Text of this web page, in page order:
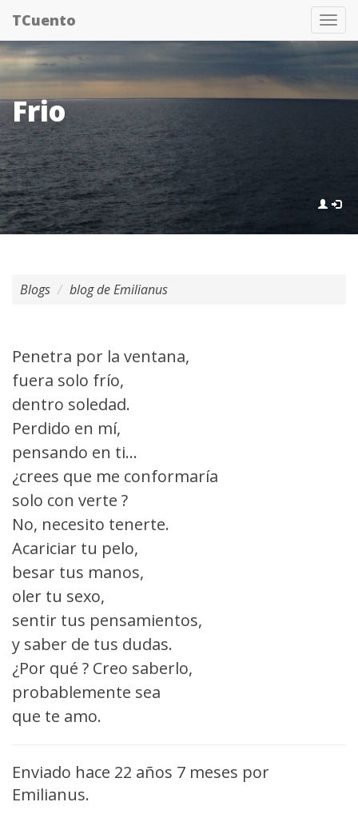
Pasar
contenido
principal
TCuento
Frio
Blogs blog de Emilianus
Penetra por la ventana,
fuera solo frío,
dentro soledad.
Perdido en mí,
pensando en ti...
¿crees que me conformaría
solo con verte ?
No, necesito tenerte.
Acariciar tu pelo,
besar tus manos,
oler tu sexo,
sentir tus pensamientos,
y saber de tus dudas.
¿Por qué ? Creo saberlo,
probablemente sea
que te amo.
Enviado hace 22 años 7 meses por
Emilianus.